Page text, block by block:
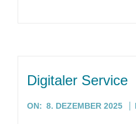
Digitaler Service
2025-
ON: 8. DEZEMBER 2025